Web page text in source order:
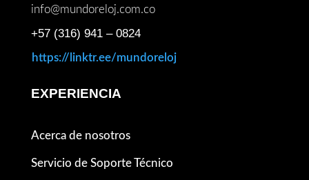
info@mundoreloj.com.co
+57 (316) 941 – 0824
https://linktr.ee/mundoreloj
EXPERIENCIA
Acerca de nosotros
Servicio de Soporte Técnico